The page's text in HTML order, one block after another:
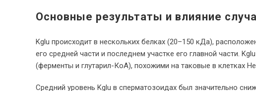
Основные результаты и влияние
Kglu происходит в нескольких белках (20–150 кДа),
его средней части и последнем участке его главной части.
(ферменты и глутарил-КоА), похожими на таковые в клетках
Средний уровень Kglu в сперматозоидах был значительно